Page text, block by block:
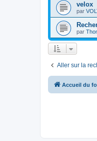
velox
par
par
Aller sur la
Accueil du